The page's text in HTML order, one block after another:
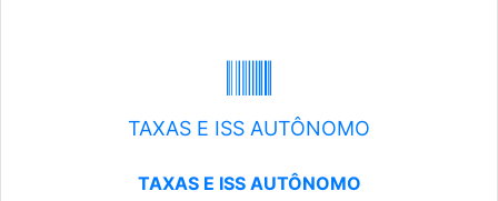
TAXAS E ISS AUTÔNOMO
TAXAS E ISS AUTÔNOMO